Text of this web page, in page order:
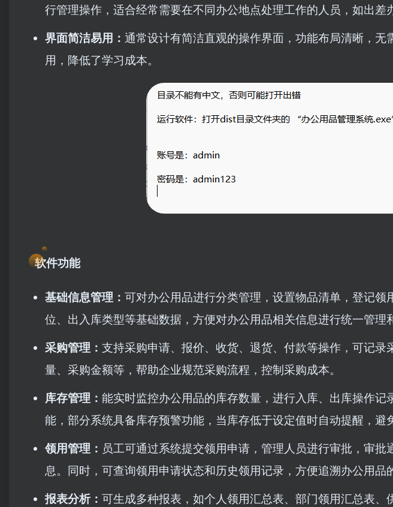
行管理操作，适合经常需要在不同办公地点处理工作的人员，如出差
界面简洁易用： 通常设计有简洁直观的操作界面，功能布局清晰，
用，降低了学习成本。
软件功能
基础信息管理： 可对办公用品进行分类管理，设置物品清单，登记
位、出入库类型等基础数据，方便对办公用品相关信息进行统一管理
采购管理： 支持采购申请、报价、收货、退货、付款等操作，可记
量、采购金额等，帮助企业规范采购流程，控制采购成本。
库存管理： 能实时监控办公用品的库存数量，进行入库、出库操作
能，部分系统具备库存预警功能，当库存低于设定值时自动提醒，避
领用管理： 员工可通过系统提交领用申请，管理人员进行审批，审
息。同时，可查询领用申请状态和历史领用记录，方便追溯办公用品
报表分析： 可生成多种报表，如个人领用汇总表、部门领用汇总表